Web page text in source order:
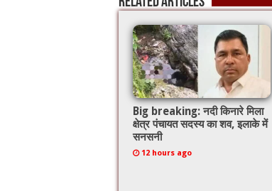
o
o
k
p
p
Big breaking: नदी किनारे मिला
क्षेत्र पंचायत सदस्य का शव, इलाके में
सनसनी
12 hours ago